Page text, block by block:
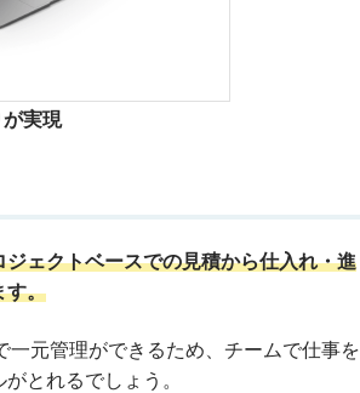
実現
ェクトベースでの見積から仕入れ・進
す。
元管理ができるため、チームで仕事を
とれるでしょう。